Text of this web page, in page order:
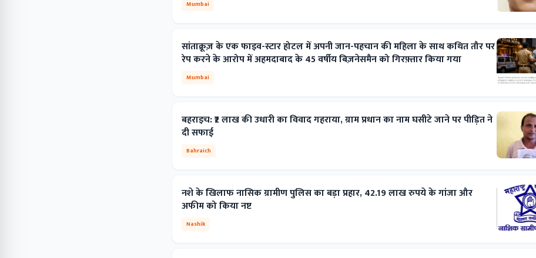
Mumbai
सांताक्रूज़ के एक फाइव-स्टार होटल में अपनी जान-पहचान की महिला के साथ कथित तौर पर
रेप करने के आरोप में अहमदाबाद के 45 वर्षीय बिज़नेसमैन को गिरफ़्तार किया गया
Mumbai
बहराइच: ₹2 लाख की उधारी का विवाद गहराया, ग्राम प्रधान का नाम घसीटे जाने पर पीड़ित ने
दी सफाई
Bahraich
नशे के खिलाफ नासिक ग्रामीण पुलिस का बड़ा प्रहार, 42.19 लाख रुपये के गांजा और
अफीम को किया नष्ट
Nashik